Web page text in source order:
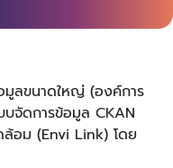
ดใหญ่ (องค์การ
บจัดการข้อมูล CKAN
อม (Envi Link) โดย